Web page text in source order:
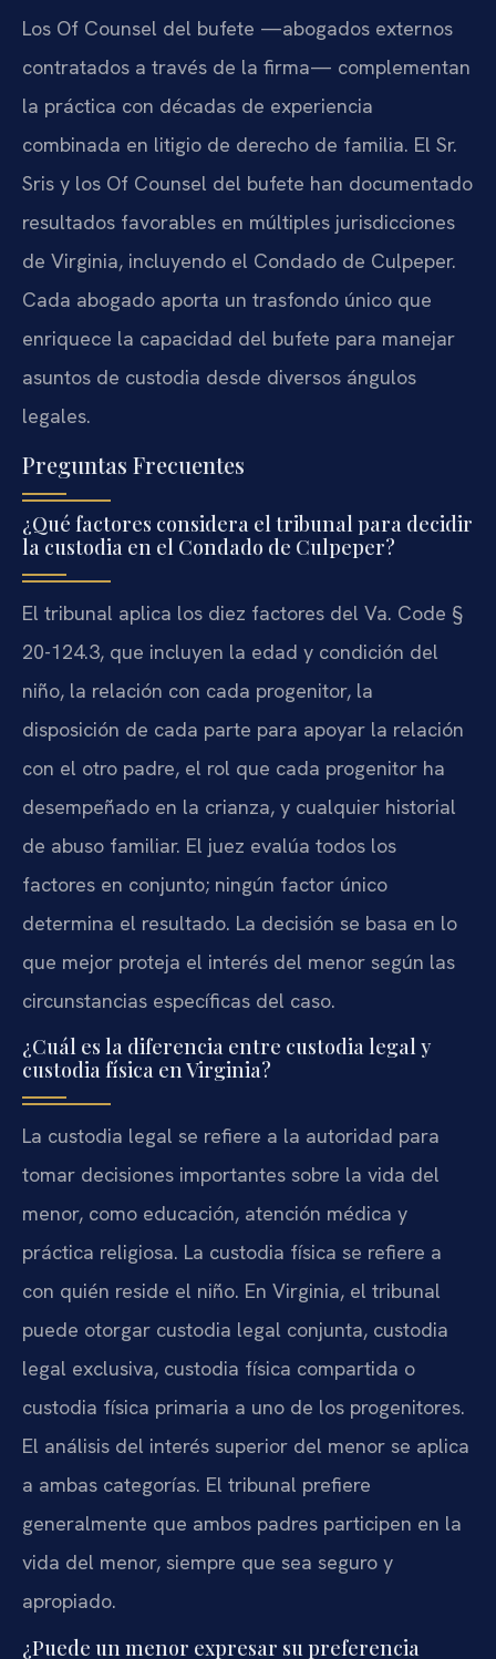
Los Of Counsel del bufete —abogados externos
contratados a través de la firma— complementan
la práctica con décadas de experiencia
combinada en litigio de derecho de familia. El Sr.
Sris y los Of Counsel del bufete han documentado
resultados favorables en múltiples jurisdicciones
de Virginia, incluyendo el Condado de Culpeper.
Cada abogado aporta un trasfondo único que
enriquece la capacidad del bufete para manejar
asuntos de custodia desde diversos ángulos
legales.
Preguntas Frecuentes
¿Qué factores considera el tribunal para decidir
la custodia en el Condado de Culpeper?
El tribunal aplica los diez factores del Va. Code §
20-124.3, que incluyen la edad y condición del
niño, la relación con cada progenitor, la
disposición de cada parte para apoyar la relación
con el otro padre, el rol que cada progenitor ha
desempeñado en la crianza, y cualquier historial
de abuso familiar. El juez evalúa todos los
factores en conjunto; ningún factor único
determina el resultado. La decisión se basa en lo
que mejor proteja el interés del menor según las
circunstancias específicas del caso.
¿Cuál es la diferencia entre custodia legal y
custodia física en Virginia?
La custodia legal se refiere a la autoridad para
tomar decisiones importantes sobre la vida del
menor, como educación, atención médica y
práctica religiosa. La custodia física se refiere a
con quién reside el niño. En Virginia, el tribunal
puede otorgar custodia legal conjunta, custodia
legal exclusiva, custodia física compartida o
custodia física primaria a uno de los progenitores.
El análisis del interés superior del menor se aplica
a ambas categorías. El tribunal prefiere
generalmente que ambos padres participen en la
vida del menor, siempre que sea seguro y
apropiado.
¿Puede un menor expresar su preferencia